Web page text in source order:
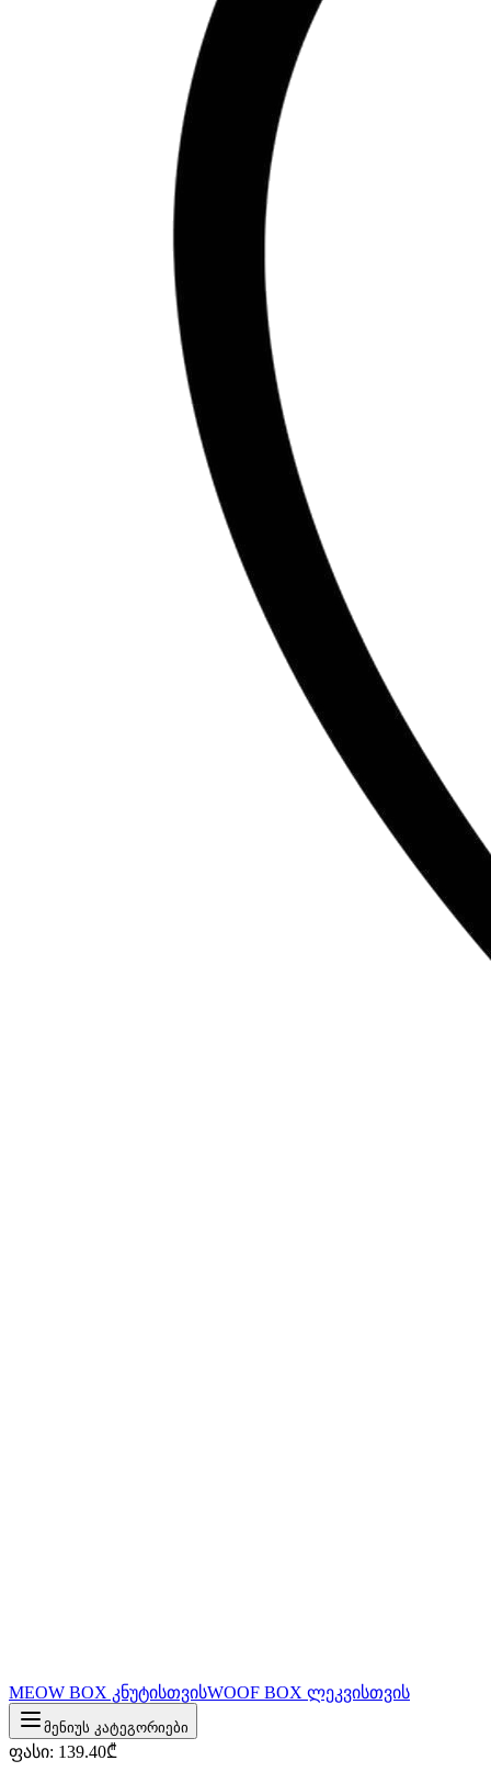
MEOW BOX კნუტისთვისWOOF BOX ლეკვისთვის
მენიუს კატეგორიები
ფასი: 139.40₾